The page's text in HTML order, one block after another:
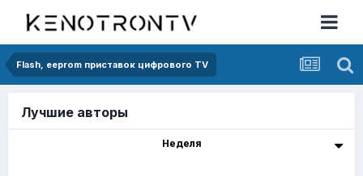
Flash, eeprom приставок цифрового TV
Лучшие авторы
Неделя